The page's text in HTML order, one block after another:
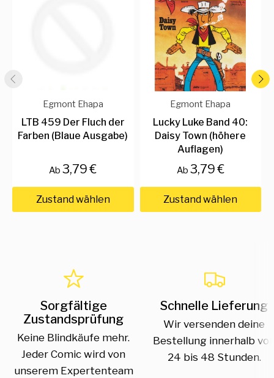
Egmont Ehapa
LTB 459 Der Fluch der
Farben (Blaue Ausgabe)
Ab 3,79 €
Zustand wählen
Egmont Ehapa
Lucky Luke Band 40:
Daisy Town (höhere
Auflagen)
Ab 3,79 €
Zustand wählen
Sorgfältige
Zustandsprüfung
Keine Blindkäufe mehr.
Jeder Comic wird von
unserem Expertenteam
Schnelle Lieferung
Wir versenden deine
Bestellung innerhalb
24 bis 48 Stunden.